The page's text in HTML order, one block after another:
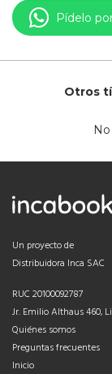
Pídelo
Otros
Un proyecto de
Distribuidora Inca SAC
RUC 20100092787
Jr. Emilio Althaus 460,
Quiénes somos
Preguntas frecuentes
Inicio